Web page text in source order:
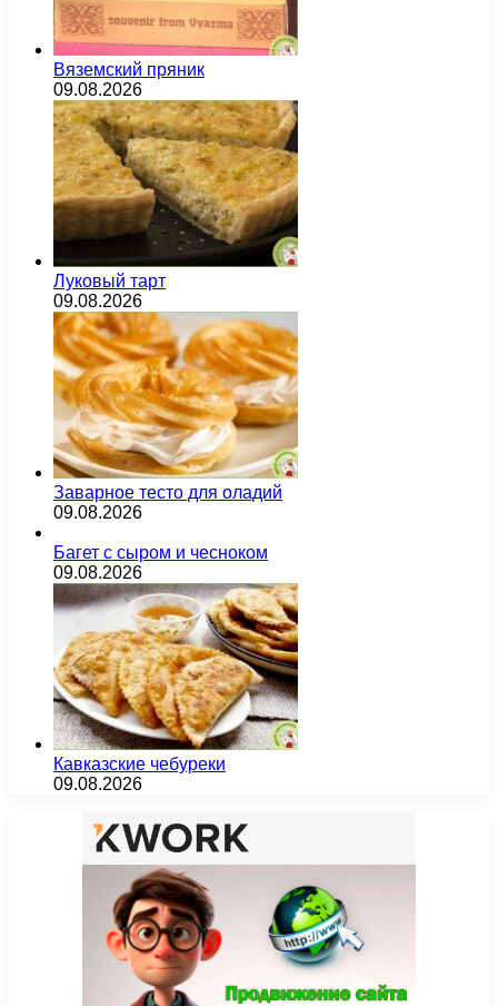
Вяземский пряник
09.08.2026
Луковый тарт
09.08.2026
Заварное тесто для оладий
09.08.2026
Багет с сыром и чесноком
09.08.2026
Кавказские чебуреки
09.08.2026